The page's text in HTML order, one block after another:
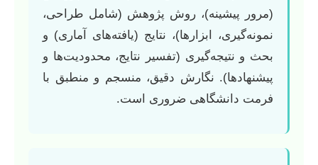
(مرور پیشینه)، روش پژوهش (شامل طراحی،
نمونه‌گیری، ابزارها)، نتایج (یافته‌های آماری) و
بحث و نتیجه‌گیری (تفسیر نتایج، محدودیت‌ها و
پیشنهادها). نگارش دقیق، منسجم و منطبق با
فرمت دانشگاهی ضروری است.